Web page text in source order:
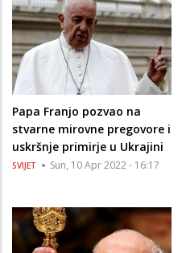
Papa Franjo pozvao na
stvarne mirovne pregovore i
uskršnje primirje u Ukrajini
SVIJET Sun, 10 Apr 2022 - 16:17